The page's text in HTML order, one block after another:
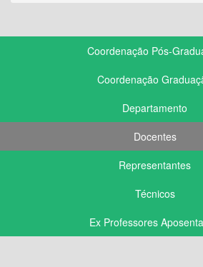
Coordenação Pós-
Coordenação
Departamento
Docentes
Representantes
Técnicos
Ex Professores